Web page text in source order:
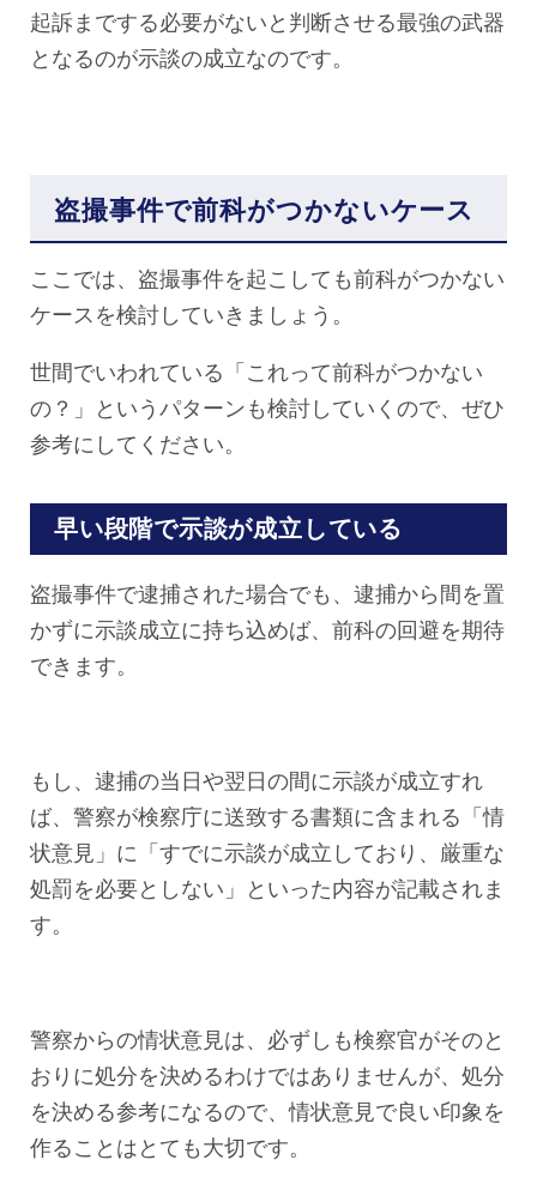
起訴までする必要がないと判断させる最強の武器
となるのが示談の成立なのです。
盗撮事件で前科がつかないケース
ここでは、盗撮事件を起こしても前科がつかない
ケースを検討していきましょう。
世間でいわれている「これって前科がつかない
の？」というパターンも検討していくので、ぜひ
参考にしてください。
早い段階で示談が成立している
盗撮事件で逮捕された場合でも、逮捕から間を置
かずに示談成立に持ち込めば、前科の回避を期待
できます。
もし、逮捕の当日や翌日の間に示談が成立すれ
ば、警察が検察庁に送致する書類に含まれる「情
状意見」に「すでに示談が成立しており、厳重な
処罰を必要としない」といった内容が記載されま
す。
警察からの情状意見は、必ずしも検察官がそのと
おりに処分を決めるわけではありませんが、処分
を決める参考になるので、情状意見で良い印象を
作ることはとても大切です。